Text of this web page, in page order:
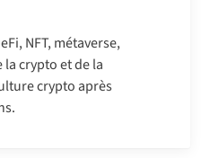
NFT, métaverse,
crypto et de la
crypto après